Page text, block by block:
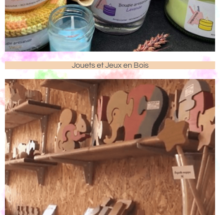
Jouets et Jeux en Bois